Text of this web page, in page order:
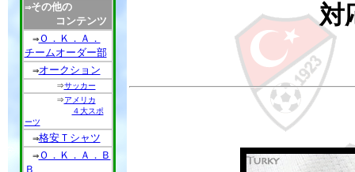
⇒その他の
コンテンツ
⇒Ｏ．Ｋ．Ａ．
チームオーダー部
⇒オークション
⇒サッカー
⇒アメリカ
４大スポ
ーツ
⇒格安Ｔシャツ
⇒Ｏ．Ｋ．Ａ．Ｂ
Ｂ
対